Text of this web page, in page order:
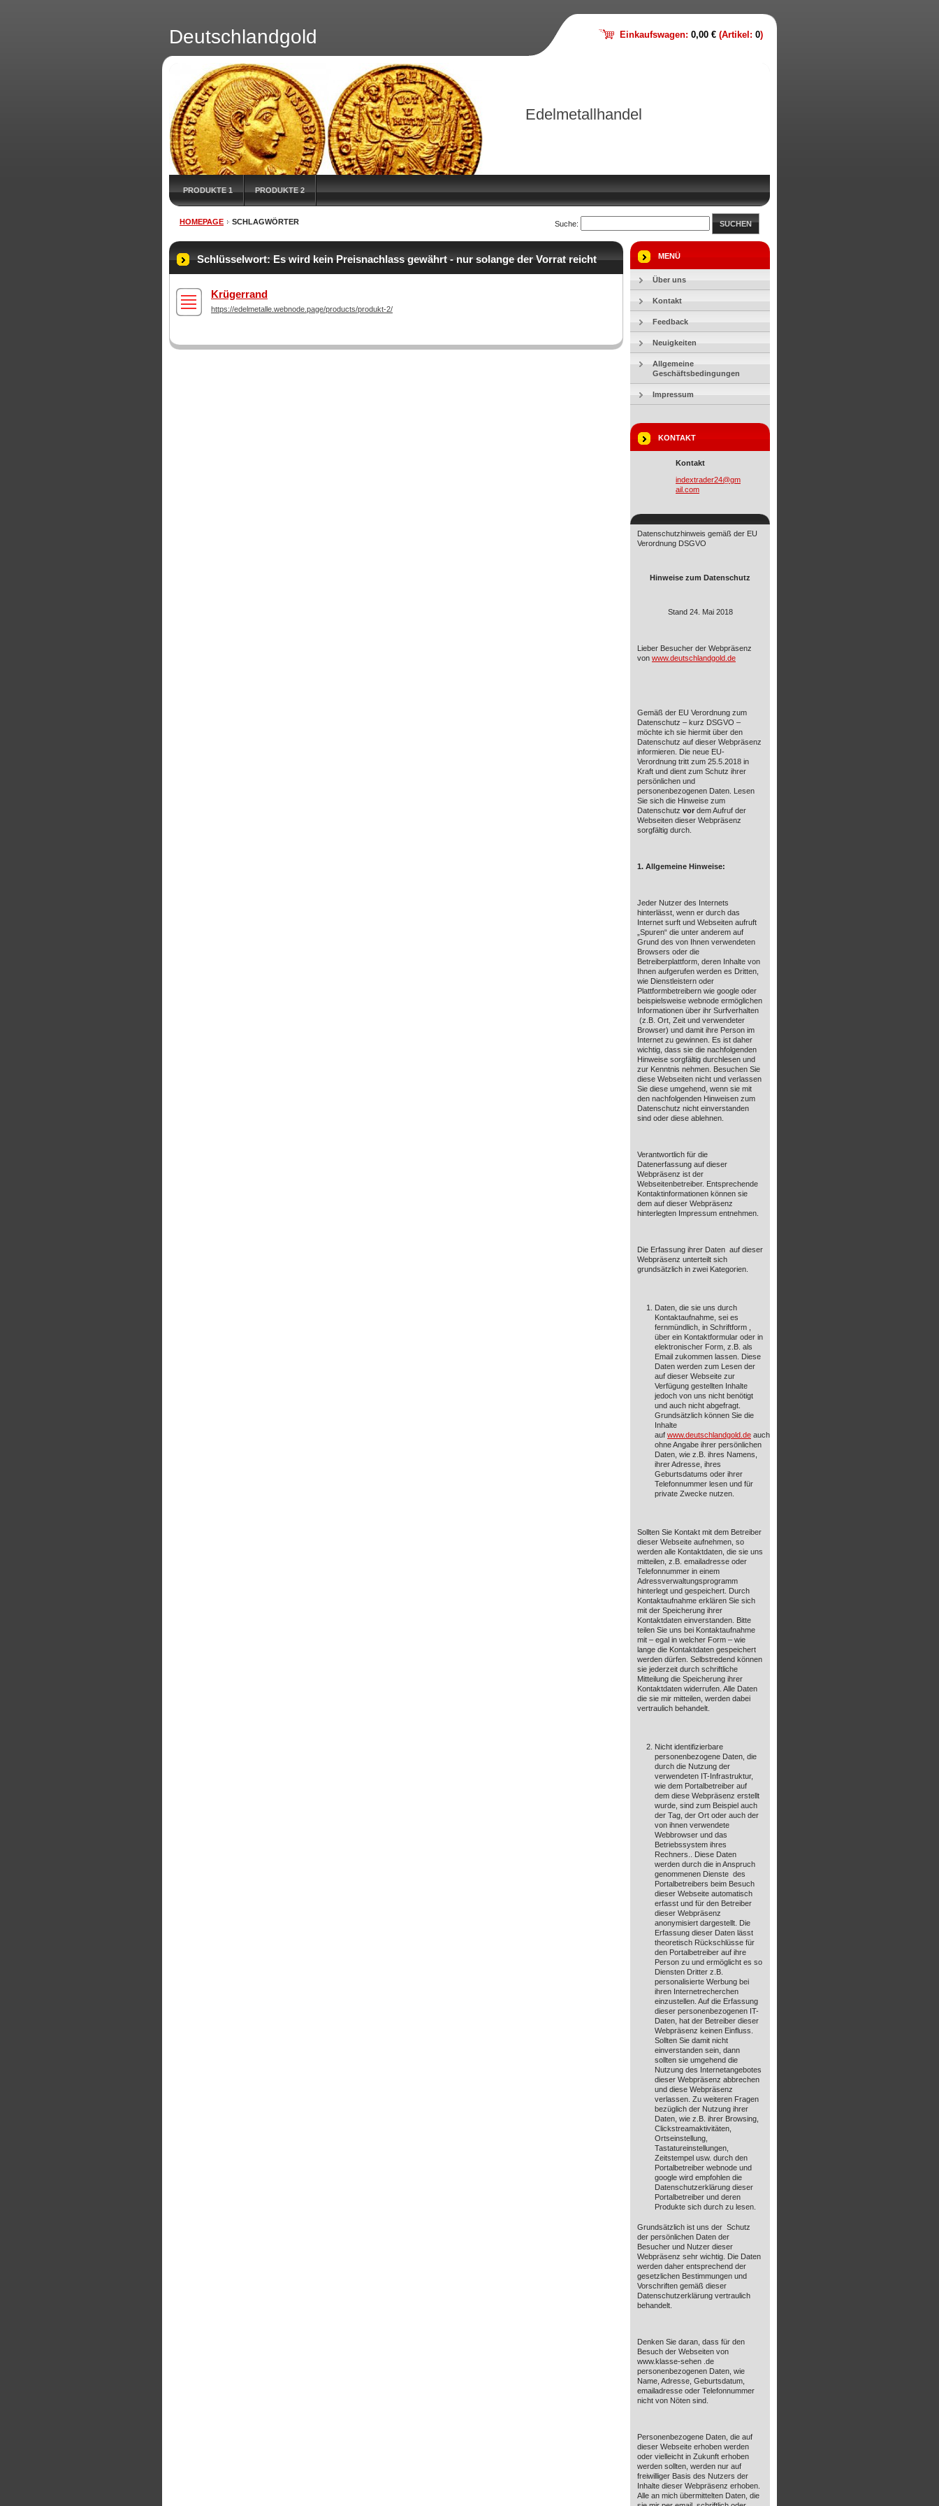
Deutschlandgold
Edelmetallhandel
PRODUKTE 1 PRODUKTE 2
HOMEPAGE SCHLAGWÖRTER Suche: SUCHEN
Schlüsselwort: Es wird kein Preisnachlass gewährt - nur solange der Vorrat reicht
Krügerrand
https://edelmetalle.webnode.page/products/produkt-2/
MENÜ
Über uns
Kontakt
Feedback
Neuigkeiten
Allgemeine
Geschäftsbedingungen
Impressum
KONTAKT
Kontakt
indextrader24@gm
ail.com
Datenschutzhinweis gemäß der EU
Verordnung DSGVO
Hinweise zum Datenschutz
Stand 24. Mai 2018
Lieber Besucher der Webpräsenz
von www.deutschlandgold.de
Gemäß der EU Verordnung zum
Datenschutz – kurz DSGVO –
möchte ich sie hiermit über den
Datenschutz auf dieser Webpräsenz
informieren. Die neue EU-
Verordnung tritt zum 25.5.2018 in
Kraft und dient zum Schutz ihrer
persönlichen und
personenbezogenen Daten. Lesen
Sie sich die Hinweise zum
Datenschutz vor dem Aufruf der
Webseiten dieser Webpräsenz
sorgfältig durch.
1. Allgemeine Hinweise:
Jeder Nutzer des Internets
hinterlässt, wenn er durch das
Internet surft und Webseiten aufruft
„Spuren“ die unter anderem auf
Grund des von Ihnen verwendeten
Browsers oder die
Betreiberplattform, deren Inhalte von
Ihnen aufgerufen werden es Dritten,
wie Dienstleistern oder
Plattformbetreibern wie google oder
beispielsweise webnode ermöglichen
Informationen über ihr Surfverhalten
(z.B. Ort, Zeit und verwendeter
Browser) und damit ihre Person im
Internet zu gewinnen. Es ist daher
wichtig, dass sie die nachfolgenden
Hinweise sorgfältig durchlesen und
zur Kenntnis nehmen. Besuchen Sie
diese Webseiten nicht und verlassen
Sie diese umgehend, wenn sie mit
den nachfolgenden Hinweisen zum
Datenschutz nicht einverstanden
sind oder diese ablehnen.
Verantwortlich für die
Datenerfassung auf dieser
Webpräsenz ist der
Webseitenbetreiber. Entsprechende
Kontaktinformationen können sie
dem auf dieser Webpräsenz
hinterlegten Impressum entnehmen.
Die Erfassung ihrer Daten auf dieser
Webpräsenz unterteilt sich
grundsätzlich in zwei Kategorien.
Daten, die sie uns durch
Kontaktaufnahme, sei es
fernmündlich, in Schriftform ,
über ein Kontaktformular oder in
elektronischer Form, z.B. als
Email zukommen lassen. Diese
Daten werden zum Lesen der
auf dieser Webseite zur
Verfügung gestellten Inhalte
jedoch von uns nicht benötigt
und auch nicht abgefragt.
Grundsätzlich können Sie die
Inhalte
auf www.deutschlandgold.de auch
ohne Angabe ihrer persönlichen
Daten, wie z.B. ihres Namens,
ihrer Adresse, ihres
Geburtsdatums oder ihrer
Telefonnummer lesen und für
private Zwecke nutzen.
Sollten Sie Kontakt mit dem Betreiber
dieser Webseite aufnehmen, so
werden alle Kontaktdaten, die sie uns
mitteilen, z.B. emailadresse oder
Telefonnummer in einem
Adressverwaltungsprogramm
hinterlegt und gespeichert. Durch
Kontaktaufnahme erklären Sie sich
mit der Speicherung ihrer
Kontaktdaten einverstanden. Bitte
teilen Sie uns bei Kontaktaufnahme
mit – egal in welcher Form – wie
lange die Kontaktdaten gespeichert
werden dürfen. Selbstredend können
sie jederzeit durch schriftliche
Mitteilung die Speicherung ihrer
Kontaktdaten widerrufen. Alle Daten
die sie mir mitteilen, werden dabei
vertraulich behandelt.
Nicht identifizierbare
personenbezogene Daten, die
durch die Nutzung der
verwendeten IT-Infrastruktur,
wie dem Portalbetreiber auf
dem diese Webpräsenz erstellt
wurde, sind zum Beispiel auch
der Tag, der Ort oder auch der
von ihnen verwendete
Webbrowser und das
Betriebssystem ihres
Rechners.. Diese Daten
werden durch die in Anspruch
genommenen Dienste des
Portalbetreibers beim Besuch
dieser Webseite automatisch
erfasst und für den Betreiber
dieser Webpräsenz
anonymisiert dargestellt. Die
Erfassung dieser Daten lässt
theoretisch Rückschlüsse für
den Portalbetreiber auf ihre
Person zu und ermöglicht es so
Diensten Dritter z.B.
personalisierte Werbung bei
ihren Internetrecherchen
einzustellen. Auf die Erfassung
dieser personenbezogenen IT-
Daten, hat der Betreiber dieser
Webpräsenz keinen Einfluss.
Sollten Sie damit nicht
einverstanden sein, dann
sollten sie umgehend die
Nutzung des Internetangebotes
dieser Webpräsenz abbrechen
und diese Webpräsenz
verlassen. Zu weiteren Fragen
bezüglich der Nutzung ihrer
Daten, wie z.B. ihrer Browsing,
Clickstreamaktivitäten,
Ortseinstellung,
Tastatureinstellungen,
Zeitstempel usw. durch den
Portalbetreiber webnode und
google wird empfohlen die
Datenschutzerklärung dieser
Portalbetreiber und deren
Produkte sich durch zu lesen.
Grundsätzlich ist uns der Schutz
der persönlichen Daten der
Besucher und Nutzer dieser
Webpräsenz sehr wichtig. Die Daten
werden daher entsprechend der
gesetzlichen Bestimmungen und
Vorschriften gemäß dieser
Datenschutzerklärung vertraulich
behandelt.
Denken Sie daran, dass für den
Besuch der Webseiten von
www.klasse-sehen .de
personenbezogenen Daten, wie
Name, Adresse, Geburtsdatum,
emailadresse oder Telefonnummer
nicht von Nöten sind.
Personenbezogene Daten, die auf
dieser Webseite erhoben werden
oder vielleicht in Zukunft erhoben
werden sollten, werden nur auf
freiwilliger Basis des Nutzers der
Inhalte dieser Webpräsenz erhoben.
Alle an mich übermittelten Daten, die
Einkaufswagen: 0,00 € (Artikel: 0)